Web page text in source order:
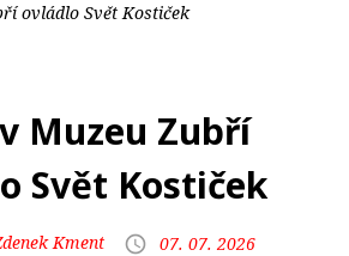
ovládlo Svět Kostiček
Muzeu Zubří
Svět Kostiček
Kment 07. 07. 2026